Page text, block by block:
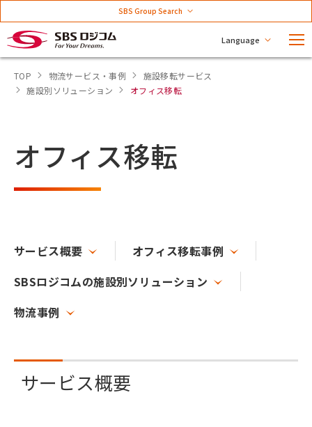
Language
SBS Group Search
TOP 物流サービス・事例
施設移転サービス
施設別ソリューション
オフィス移転
オフィス移転
サービス概要
オフィス移転事例
SBSロジコムの施設別ソリューション
物流事例
サービス概要